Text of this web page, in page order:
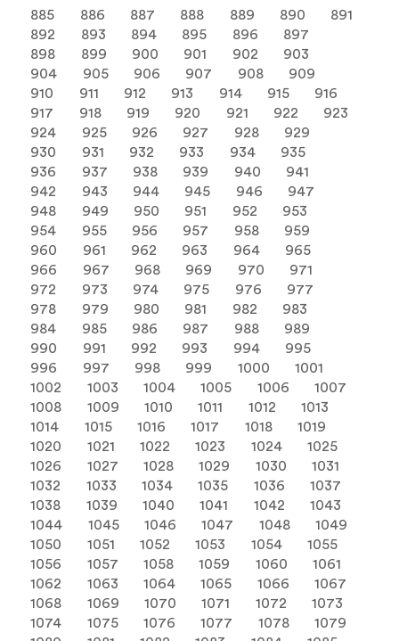
885
886 887 888 889 890
891
892
893 894 895 896
897
898
899 900 901 902
903
904
905 906 907 908
909
910
911 912 913 914 915
916
917
918 919 920 921 922
923
924
925 926 927 928
929
930
931 932 933 934
935
936
937 938 939 940
941
942
943 944 945 946
947
948
949 950 951 952
953
954
955 956 957 958
959
960
961 962 963 964
965
966
967 968 969 970
971
972
973 974 975 976
977
978
979 980 981 982
983
984
985 986 987 988
989
990
991 992 993 994
995
996
997 998 999 1000
1001
1002
1003 1004 1005 1006
1007
1008
1009 1010 1011 1012
1013
1014
1015 1016 1017 1018
1019
1020
1021 1022 1023 1024
1025
1026
1027 1028 1029 1030
1031
1032
1033 1034 1035 1036
1037
1038
1039 1040 1041 1042
1043
1044
1045 1046 1047 1048
1049
1050
1051 1052 1053 1054
1055
1056
1057 1058 1059 1060
1061
1062
1063 1064 1065 1066
1067
1068
1069 1070 1071 1072
1073
1074
1075 1076 1077 1078
1079